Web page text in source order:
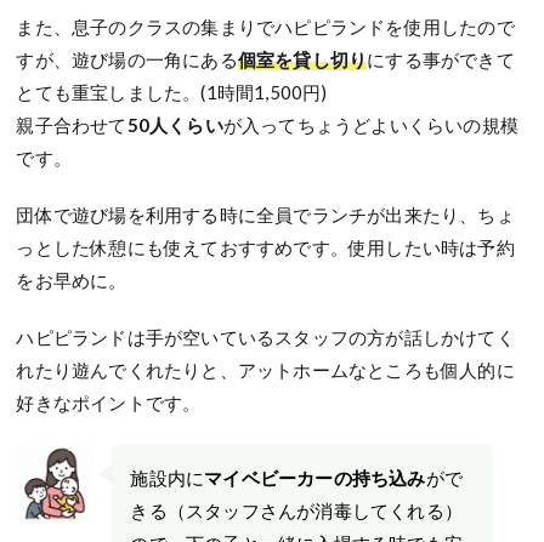
また、息子のクラスの集まりでハピピランドを使用したので
すが、遊び場の一角にある個室を貸し切りにする事ができて
とても重宝しました。(1時間1,500円)
親子合わせて 50人くらいが入ってちょうどよいくらいの規模
です。
団体で遊び場を利用する時に全員でランチが出来たり、ちょ
っとした休憩にも使えておすすめです。使用したい時は予約
をお早めに。
ハピピランドは手が空いているスタッフの方が話しかけてく
れたり遊んでくれたりと、アットホームなところも個人的に
好きなポイントです。
施設内にマイベビーカーの持ち込みがで
きる（スタッフさんが消毒してくれる）